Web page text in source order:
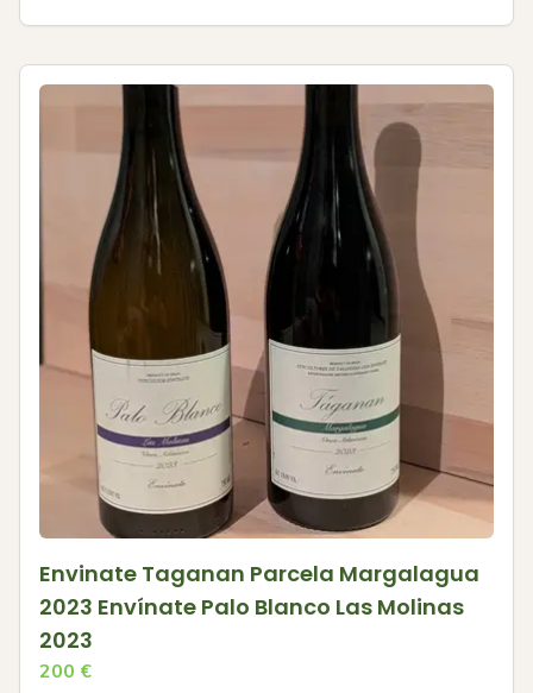
Envinate Taganan Parcela Margalagua
2023 Envínate Palo Blanco Las Molinas
2023
200 €